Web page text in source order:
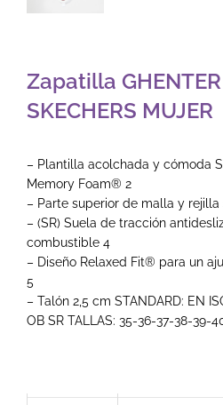
Zapatilla
SKECHERS MUJER
– Plantilla acolchada y cómoda
Memory Foam® 2
– Parte superior de malla y
– (SR) Suela de tracción
combustible 4
– Diseño Relaxed Fit® para un
5
– Talón 2,5 cm STANDARD: EN
OB SR TALLAS: 35-36-37-38-39-